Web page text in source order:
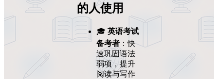
的人使用
🎓 英语考试
备考者 ：快
速巩固语法
弱项，提升
阅读与写作